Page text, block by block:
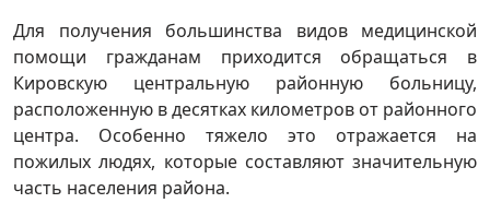
Для получения большинства видов медицинской
помощи гражданам приходится обращаться в
Кировскую центральную районную больницу,
расположенную в десятках километров от районного
центра. Особенно тяжело это отражается на
пожилых людях, которые составляют значительную
часть населения района.